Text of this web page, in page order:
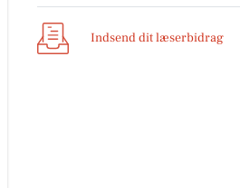
Indsend dit læserbidrag